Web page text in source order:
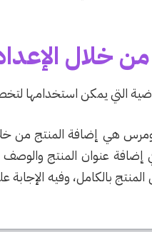
التي يمكن
هي إضافة المنتج
إضافة عنوان المنتج
بالكامل، وفيه الإجابة